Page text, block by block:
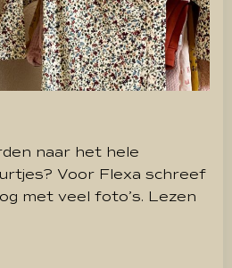
naar het hele
Voor Flexa schreef
met veel foto’s. Lezen